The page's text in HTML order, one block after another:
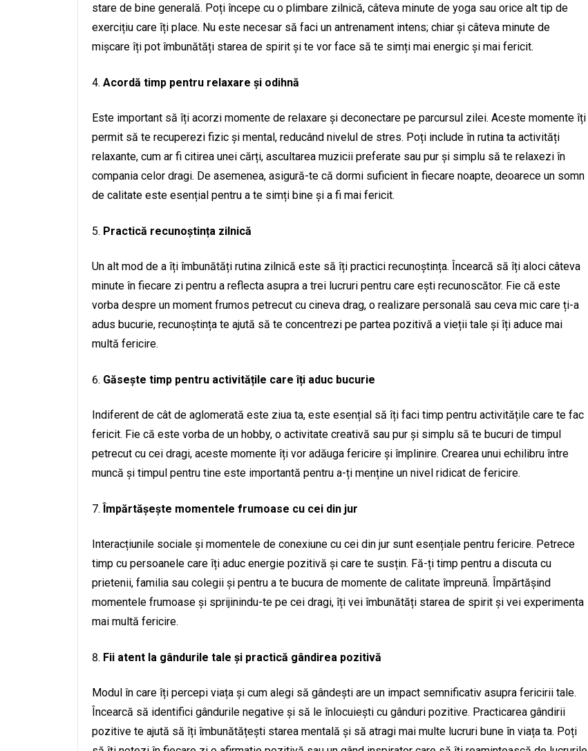
stare de bine generală. Poți începe cu o plimbare zilnică, câteva minute de yoga sau orice alt tip de
exercițiu care îți place. Nu este necesar să faci un antrenament intens; chiar și câteva minute de
mișcare îți pot îmbunătăți starea de spirit și te vor face să te simți mai energic și mai fericit.
Acordă timp pentru relaxare și odihnă
Este important să îți acorzi momente de relaxare și deconectare pe parcursul zilei. Aceste momente îți
permit să te recuperezi fizic și mental, reducând nivelul de stres. Poți include în rutina ta activități
relaxante, cum ar fi citirea unei cărți, ascultarea muzicii preferate sau pur și simplu să te relaxezi în
compania celor dragi. De asemenea, asigură-te că dormi suficient în fiecare noapte, deoarece un somn
de calitate este esențial pentru a te simți bine și a fi mai fericit.
Practică recunoștința zilnică
Un alt mod de a îți îmbunătăți rutina zilnică este să îți practici recunoștința. Încearcă să îți aloci câteva
minute în fiecare zi pentru a reflecta asupra a trei lucruri pentru care ești recunoscător. Fie că este
vorba despre un moment frumos petrecut cu cineva drag, o realizare personală sau ceva mic care ți-a
adus bucurie, recunoștința te ajută să te concentrezi pe partea pozitivă a vieții tale și îți aduce mai
multă fericire.
Găsește timp pentru activitățile care îți aduc bucurie
Indiferent de cât de aglomerată este ziua ta, este esențial să îți faci timp pentru activitățile care te fac
fericit. Fie că este vorba de un hobby, o activitate creativă sau pur și simplu să te bucuri de timpul
petrecut cu cei dragi, aceste momente îți vor adăuga fericire și împlinire. Crearea unui echilibru între
muncă și timpul pentru tine este importantă pentru a-ți menține un nivel ridicat de fericire.
Împărtășește momentele frumoase cu cei din jur
Interacțiunile sociale și momentele de conexiune cu cei din jur sunt esențiale pentru fericire. Petrece
timp cu persoanele care îți aduc energie pozitivă și care te susțin. Fă-ți timp pentru a discuta cu
prietenii, familia sau colegii și pentru a te bucura de momente de calitate împreună. Împărtășind
momentele frumoase și sprijinindu-te pe cei dragi, îți vei îmbunătăți starea de spirit și vei experimenta
mai multă fericire.
Fii atent la gândurile tale și practică gândirea pozitivă
Modul în care îți percepi viața și cum alegi să gândești are un impact semnificativ asupra fericirii tale.
Încearcă să identifici gândurile negative și să le înlocuiești cu gânduri pozitive. Practicarea gândirii
pozitive te ajută să îți îmbunătățești starea mentală și să atragi mai multe lucruri bune în viața ta. Poți